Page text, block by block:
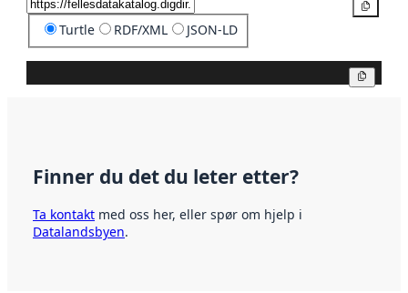
Turtle RDF/XML JSON-LD
Finner du det du leter etter?
Ta kontakt med oss her, eller spør om hjelp i
Datalandsbyen.